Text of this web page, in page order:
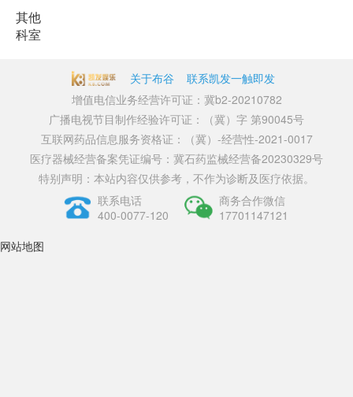
其他
科室
关于布谷
联系凯发一触即发
增值电信业务经营许可证：冀b2-20210782
广播电视节目制作经验许可证：（冀）字 第90045号
互联网药品信息服务资格证：（冀）-经营性-2021-0017
医疗器械经营备案凭证编号：冀石药监械经营备20230329号
特别声明：本站内容仅供参考，不作为诊断及医疗依据。
联系电话
400-0077-120
商务合作微信
17701147121
网站地图